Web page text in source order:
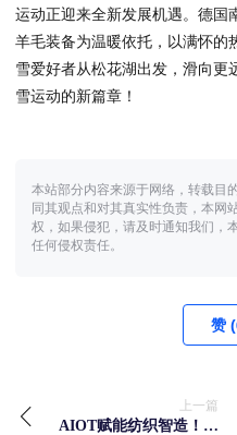
运动正迎来全新发展机遇。德国
羊毛装备为温暖依托，以满怀的
雪爱好者从松花湖出发，滑向更
雪运动的新篇章！
本站部分内容来源于网络，转载目
同其观点和对其真实性负责，本网
权，如果侵犯，请及时通知我们，
任何侵权责任。
赞 (
上一篇
AIOT赋能纺织智造！浙